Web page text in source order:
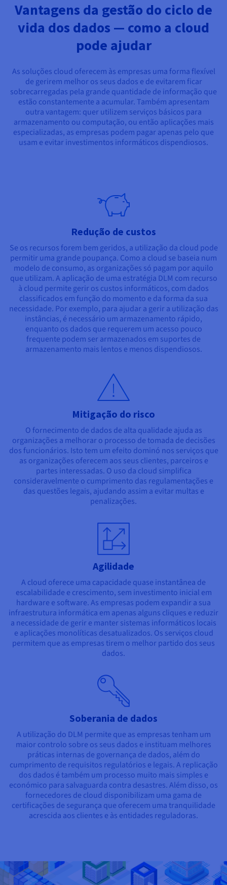
Vantagens da gestão do ciclo de
vida dos dados — como a cloud
pode ajudar
As soluções cloud oferecem às empresas uma forma flexível
de gerirem melhor os seus dados e de evitarem ficar
sobrecarregadas pela grande quantidade de informação que
estão constantemente a acumular. Também apresentam
outra vantagem: quer utilizem serviços básicos para
armazenamento ou computação, ou então aplicações mais
especializadas, as empresas podem pagar apenas pelo que
usam e evitar investimentos informáticos dispendiosos.
Redução de custos
Se os recursos forem bem geridos, a utilização da cloud pode
permitir uma grande poupança. Como a cloud se baseia num
modelo de consumo, as organizações só pagam por aquilo
que utilizam. A aplicação de uma estratégia DLM com recurso
à cloud permite gerir os custos informáticos, com dados
classificados em função do momento e da forma da sua
necessidade. Por exemplo, para ajudar a gerir a utilização das
instâncias, é necessário um armazenamento rápido,
enquanto os dados que requerem um acesso pouco
frequente podem ser armazenados em suportes de
armazenamento mais lentos e menos dispendiosos.
Mitigação do risco
O fornecimento de dados de alta qualidade ajuda as
organizações a melhorar o processo de tomada de decisões
dos funcionários. Isto tem um efeito dominó nos serviços que
as organizações oferecem aos seus clientes, parceiros e
partes interessadas. O uso da cloud simplifica
consideravelmente o cumprimento das regulamentações e
das questões legais, ajudando assim a evitar multas e
penalizações.
Agilidade
A cloud oferece uma capacidade quase instantânea de
escalabilidade e crescimento, sem investimento inicial em
hardware e software. As empresas podem expandir a sua
infraestrutura informática em apenas alguns cliques e reduzir
a necessidade de gerir e manter sistemas informáticos locais
e aplicações monolíticas desatualizados. Os serviços cloud
permitem que as empresas tirem o melhor partido dos seus
dados.
Soberania de dados
A utilização do DLM permite que as empresas tenham um
maior controlo sobre os seus dados e instituam melhores
práticas internas de governança de dados, além do
cumprimento de requisitos regulatórios e legais. A replicação
dos dados é também um processo muito mais simples e
económico para salvaguarda contra desastres. Além disso, os
fornecedores de cloud disponibilizam uma gama de
certificações de segurança que oferecem uma tranquilidade
acrescida aos clientes e às entidades reguladoras.